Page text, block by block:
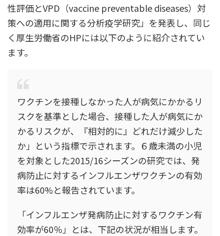
性評価とVPD（vaccine preventable diseases）対
策への適用に関する分析疫学研究」を発表し、同じ
く厚生労働省のHPには以下のように紹介されてい
ます。
ワクチンを接種しなかった人が病気にかかるリ
スクを基準とした場合、接種した人が病気にか
かるリスクが、『相対的に』どれだけ減少した
か」という指標で示されます。６歳未満の小児
を対象とした2015/16シーズンの研究では、発
病防止に対するインフルエンザワクチンの有効
率は60%と報告されています。
「インフルエンザ発病防止に対するワクチン有
効率が60％」とは、下記の状況が相当します。